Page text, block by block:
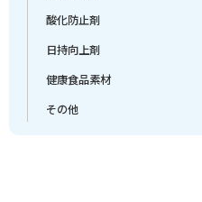
酸化防止剤
日持向上剤
健康食品素材
その他